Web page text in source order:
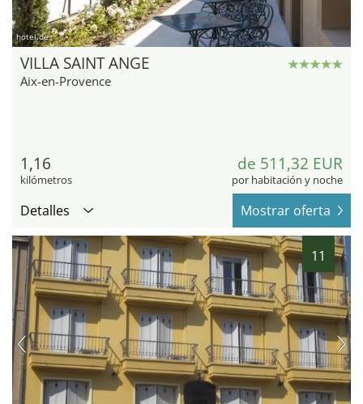
hotel.de
VILLA SAINT ANGE
Aix-en-Provence
1,16
kilómetros
de 511,32 EUR
por habitación y noche
Detalles Mostrar oferta
11